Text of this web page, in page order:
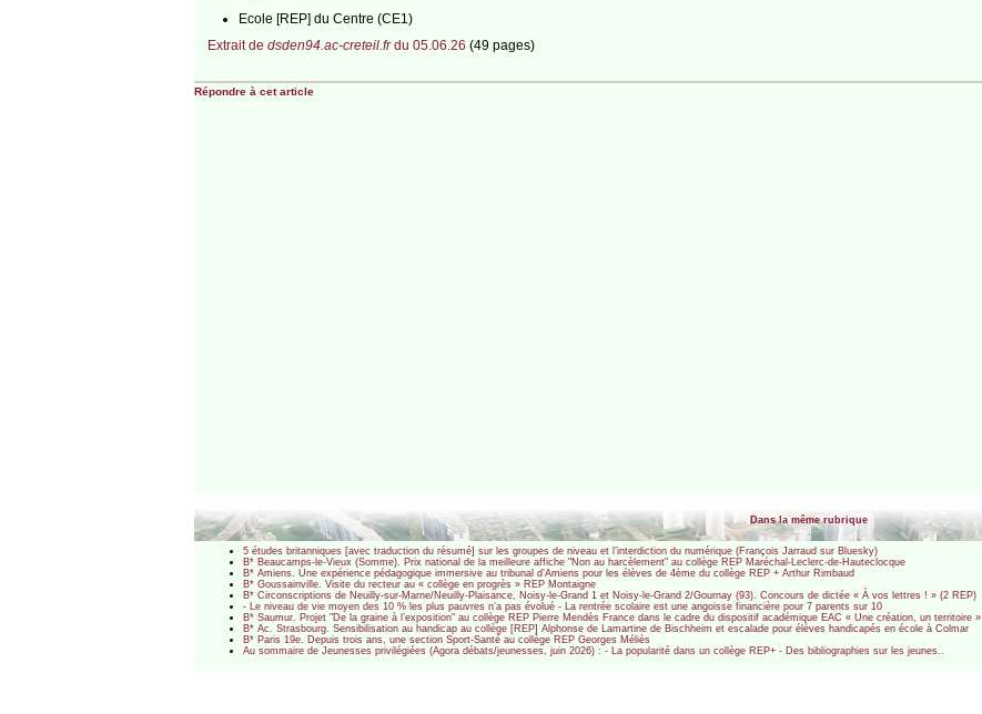
Ecole [REP] du Centre (CE1)
Extrait de dsden94.ac-creteil.frdu 05.06.26 (49 pages)
Répondre à cet article
Dans la même rubrique
5 études britanniques [avec traduction du résumé] sur les groupes de niveau et l’interdiction du numérique (François Jarraud sur Bluesky)
B* Beaucamps-le-Vieux (Somme). Prix national de la meilleure affiche "Non au harcèlement" au collège REP Maréchal-Leclerc-de-Hauteclocque
B* Amiens. Une expérience pédagogique immersive au tribunal d’Amiens pour les élèves de 4ème du collège REP + Arthur Rimbaud
B* Goussainville. Visite du recteur au « collège en progrès » REP Montaigne
B* Circonscriptions de Neuilly-sur-Marne/Neuilly-Plaisance, Noisy-le-Grand 1 et Noisy-le-Grand 2/Gournay (93). Concours de dictée « À vos lettres ! » (2 REP)
- Le niveau de vie moyen des 10 % les plus pauvres n’a pas évolué - La rentrée scolaire est une angoisse financière pour 7 parents sur 10
B* Saumur. Projet "De la graine à l’exposition" au collège REP Pierre Mendès France dans le cadre du dispositif académique EAC « Une création, un territoire »
B* Ac. Strasbourg. Sensibilisation au handicap au collège [REP] Alphonse de Lamartine de Bischheim et escalade pour élèves handicapés en école à Colmar
B* Paris 19e. Depuis trois ans, une section Sport-Santé au collège REP Georges Méliès
Au sommaire de Jeunesses privilégiées (Agora débats/jeunesses, juin 2026) : - La popularité dans un collège REP+ - Des bibliographies sur les jeunes..